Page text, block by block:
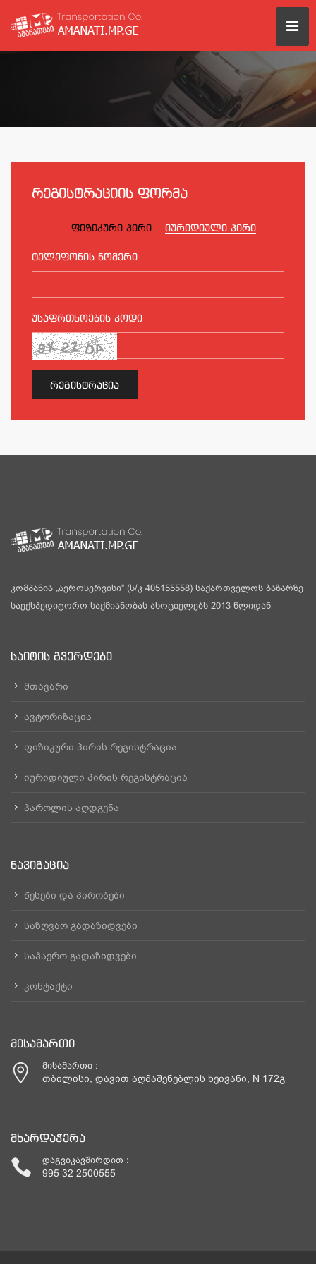
რეგისტრაციის ფორმა
ფიზიკური პირი იურიდიული პირი
ტელეფონის ნომერი
უსაფრთხოების კოდი
ᲠᲔᲒᲘᲡᲢᲠᲐᲪᲘᲐ
კომპანია „აეროსერვისი“ (ს/კ 405155558) საქართველოს ბაზარზე
საექსპედიტორო საქმიანობას ახოციელებს 2013 წლიდან
ᲡᲐᲘᲢᲘᲡ ᲒᲕᲔᲠᲓᲔᲑᲘ
მთავარი
ავტორიზაცია
ფიზიკური პირის რეგისტრაცია
იურიდიული პირის რეგისტრაცია
პაროლის აღდგენა
ᲜᲐᲕᲘᲒᲐᲪᲘᲐ
წესები და პირობები
საზღვაო გადაზიდვები
საჰაერო გადაზიდვები
კონტაქტი
ᲛᲘᲡᲐᲛᲐᲠᲗᲘ
მისამართი :
ᲗᲑᲘᲚᲘᲡᲘ, ᲓᲐᲕᲘᲗ ᲐᲦᲛᲐᲨᲔᲜᲔᲑᲚᲘᲡ ᲮᲔᲘᲕᲐᲜᲘ, N 172Გ
ᲛᲮᲐᲠᲓᲐᲭᲔᲠᲐ
დაგვიკავშირდით :
995 32 2500555